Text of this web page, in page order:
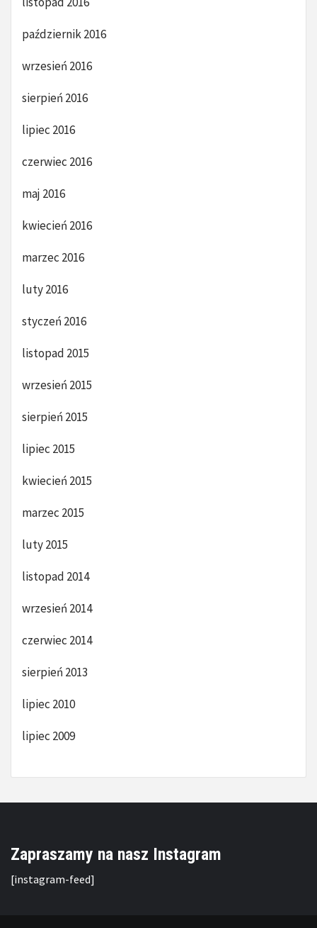
październik 2016
wrzesień 2016
sierpień 2016
lipiec 2016
czerwiec 2016
maj 2016
kwiecień 2016
marzec 2016
luty 2016
styczeń 2016
listopad 2015
wrzesień 2015
sierpień 2015
lipiec 2015
kwiecień 2015
marzec 2015
luty 2015
listopad 2014
wrzesień 2014
czerwiec 2014
sierpień 2013
lipiec 2010
lipiec 2009
Zapraszamy na nasz Instagram
[instagram-feed]